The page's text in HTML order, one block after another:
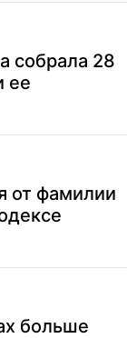
собрала 28
ее
от фамилии
больше